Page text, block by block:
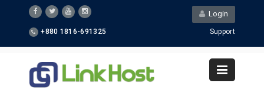
Login
+880 1816-691325 Support